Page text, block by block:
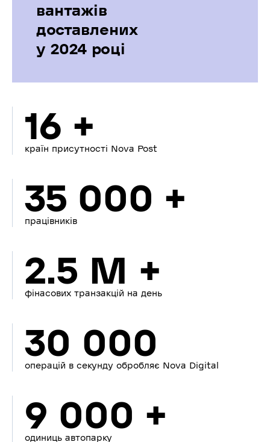
вантажів
доставлених
у 2024 році
16 +
країн присутності Nova Post
35 000 +
працівників
2.5 M +
фінасових транзакцій на день
30 000
операцій в секунду обробляє Nova Digital
9 000 +
одиниць автопарку